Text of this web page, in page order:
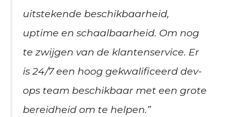
uitstekende beschikbaarheid,
uptime en schaalbaarheid. Om nog
te zwijgen van de klantenservice. Er
is 24/7 een hoog gekwalificeerd dev-
ops team beschikbaar met een grote
bereidheid om te helpen.”